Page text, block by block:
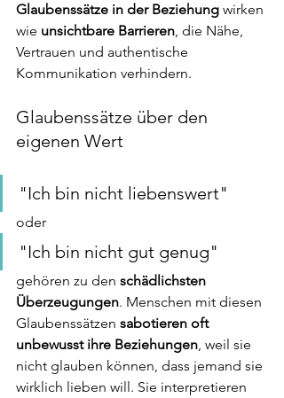
Glaubenssätze in der Beziehung wirken
wie unsichtbare Barrieren, die Nähe,
Vertrauen und authentische
Kommunikation verhindern.
Glaubenssätze über den
eigenen Wert
"Ich bin nicht liebenswert"
oder
"Ich bin nicht gut genug"
gehören zu den schädlichsten
Überzeugungen. Menschen mit diesen
Glaubenssätzen sabotieren oft
unbewusst ihre Beziehungen, weil sie
nicht glauben können, dass jemand sie
wirklich lieben will. Sie interpretieren